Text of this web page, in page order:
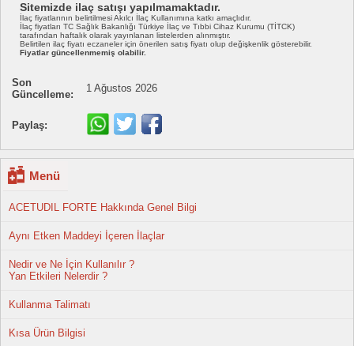
Sitemizde ilaç satışı yapılmamaktadır.
İlaç fiyatlarının belirtilmesi Akılcı İlaç Kullanımına katkı amaçlıdır.
İlaç fiyatları TC Sağlık Bakanlığı Türkiye İlaç ve Tıbbi Cihaz Kurumu (TİTCK)
tarafından haftalık olarak yayınlanan listelerden alınmıştır.
Belirtilen ilaç fiyatı eczaneler için önerilen satış fiyatı olup değişkenlik gösterebilir.
Fiyatlar güncellenmemiş olabilir.
Son
Güncelleme:
1 Ağustos 2026
Paylaş:
Menü
ACETUDIL FORTE Hakkında Genel Bilgi
Aynı Etken Maddeyi İçeren İlaçlar
Nedir ve Ne İçin Kullanılır ?
Yan Etkileri Nelerdir ?
Kullanma Talimatı
Kısa Ürün Bilgisi